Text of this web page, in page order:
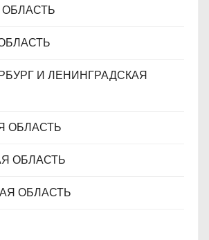
И ЛЕНИНГРАДСКАЯ
ОБЛАСТЬ
ОБЛАСТЬ
ОБЛАСТЬ